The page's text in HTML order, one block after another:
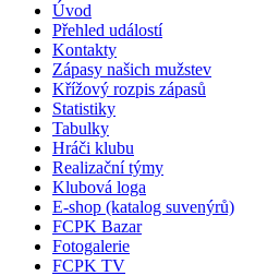
Úvod
Přehled událostí
Kontakty
Zápasy našich mužstev
Křížový rozpis zápasů
Statistiky
Tabulky
Hráči klubu
Realizační týmy
Klubová loga
E-shop (katalog suvenýrů)
FCPK Bazar
Fotogalerie
FCPK TV